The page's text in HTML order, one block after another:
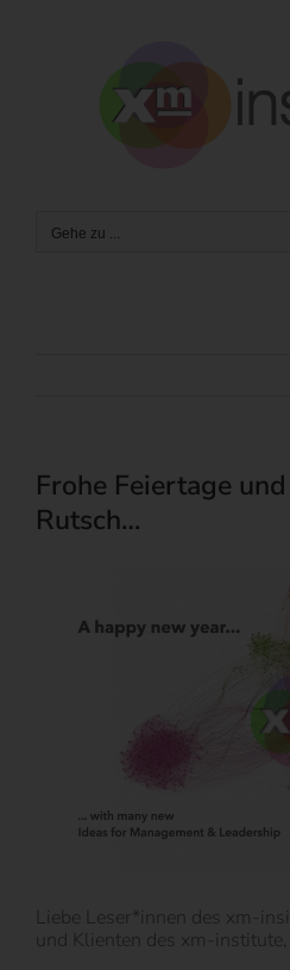
Gehe zu ...
Frohe Feiertage
Rutsch…
Liebe Leser*innen des xm-
und Klienten des xm-institute,